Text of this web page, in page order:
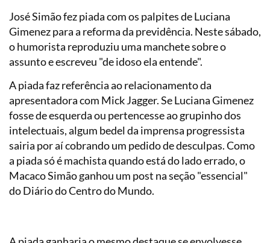
José Simão fez piada com os palpites de Luciana
Gimenez para a reforma da previdência. Neste sábado,
o humorista reproduziu uma manchete sobre o
assunto e escreveu "de idoso ela entende".
A piada faz referência ao relacionamento da
apresentadora com Mick Jagger. Se Luciana Gimenez
fosse de esquerda ou pertencesse ao grupinho dos
intelectuais, algum bedel da imprensa progressista
sairia por aí cobrando um pedido de desculpas. Como
a piada só é machista quando está do lado errado, o
Macaco Simão ganhou um post na seção "essencial"
do Diário do Centro do Mundo.